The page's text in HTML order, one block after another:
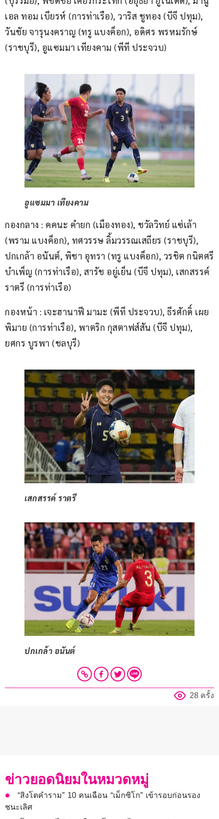
เอล ทอม เบียรห์ (การท่าเรือ), วาริส ชูทอง (บีจี ปทุม),
วันชัย จารุนงคราญ (ทรู แบงค็อก), อดิศร พรหมรักษ์
(ราชบุรี), อูแซมมา เทียงคาม (พีที ประจวบ)
อูแซมมา เทียงคาม
กองกลาง​ : คคนะ คำยก (เมืองทอง), ชวัลวิทย์ แซ่เล้า
(พราม แบงค็อก), ทศวรรษ ลิ้มวรรณเสถียร (ราชบุรี),
ปกเกล้า อนันต์, พิชา อุทรา (ทรู แบงค็อก), วรชิต กนิตศรี
บำเพ็ญ (การท่าเรือ), สารัช อยู่เย็น (บีจี ปทุม), เสกสรรค์
ราตรี (การท่าเรือ)
กองหน้า : เจะฮานาฟี มามะ (พีที ประจวบ), ธีรศักดิ์ เผย
พิมาย (การท่าเรือ), พาตริก กุสตาฟส์สัน (บีจี ปทุม),
ยศกร บูรพา (ชลบุรี)
เสกสรรค์ ราตรี
ปกเกล้า อนันต์
28 ครั้ง
ข่าวยอดนิยมในหมวดหมู่
“สิงโตคำราม” 10 คนเฉือน “เม็กซิโก” เข้ารอบก่อนรอง
ชนะเลิศ